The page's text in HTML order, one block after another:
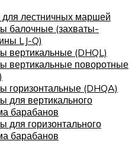
для лестничных маршей
балочные (захваты-
LJ-Q)
вертикальные (DHQL)
вертикальные поворотные
горизонтальные (DHQA)
для вертикального
барабанов
для горизонтального
барабанов